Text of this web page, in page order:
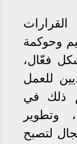
وحوكمة
فعّال،
للعمل
ذلك في
وتطوير
لتصبح